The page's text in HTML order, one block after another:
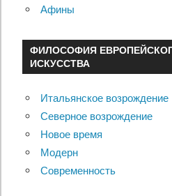
Афины
ФИЛОСОФИЯ
ИСКУССТВА
Итальянское возрождение
Северное возрождение
Новое время
Модерн
Современность